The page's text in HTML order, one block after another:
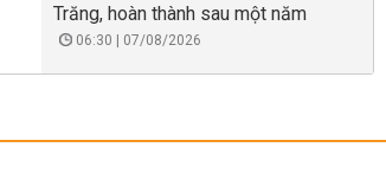
Trăng, hoàn thành sau một năm
06:30 | 07/08/2026